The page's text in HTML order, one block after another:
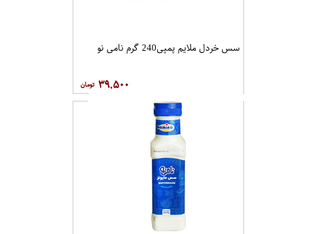
سس خردل ملایم پمپی240 گرم نامی نو
۳۹,۵۰۰